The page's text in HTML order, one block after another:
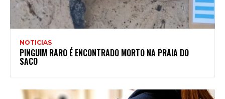
NOTICIAS
PINGUIM RARO É ENCONTRADO MORTO NA PRAIA DO
SACO